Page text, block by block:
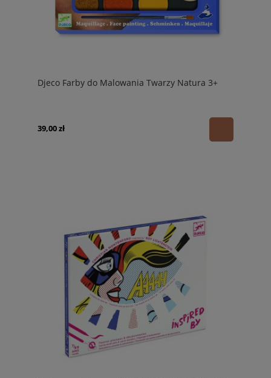
Djeco Farby do Malowania Twarzy Natura 3+
39,00 zł